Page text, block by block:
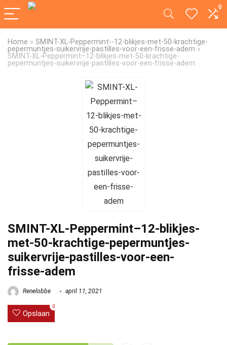
0
Home » SMINT-XL-Peppermint--12-blikjes-met-50-krachtige-
pepermuntjes-suikervrije-pastilles-voor-een-frisse-adem »
SMINT-XL-Peppermint–12-blikjes-met-50-krachtige-
pepermuntjes-suikervrije-pastilles-voor-een-frisse-adem
SMINT-XL-Peppermint–12-blikjes-
met-50-krachtige-pepermuntjes-
suikervrije-pastilles-voor-een-
frisse-adem
Renelobbe april 11, 2021
Opslaan
0